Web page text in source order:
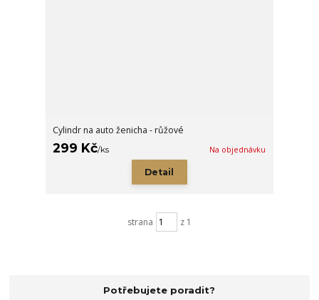
Cylindr na auto ženicha - růžové
299 Kč/ks Na objednávku
Detail
strana z 1
Potřebujete poradit?